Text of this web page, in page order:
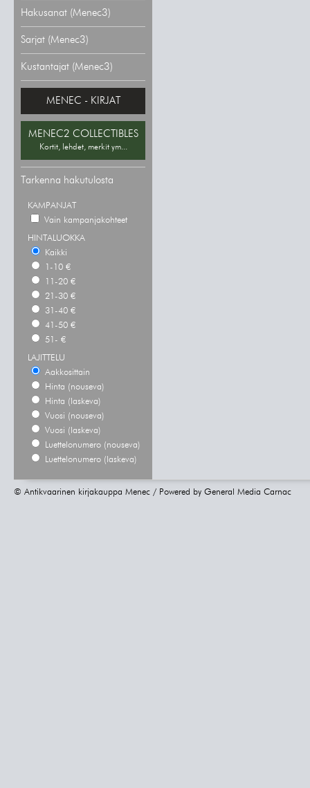
Hakusanat (Menec3)
Sarjat (Menec3)
Kustantajat (Menec3)
MENEC - KIRJAT
MENEC2 COLLECTIBLES
Kortit, lehdet, merkit ym...
Tarkenna hakutulosta
KAMPANJAT
Vain kampanjakohteet
HINTALUOKKA
Kaikki
1-10 €
11-20 €
21-30 €
31-40 €
41-50 €
51- €
LAJITTELU
Aakkosittain
Hinta (nouseva)
Hinta (laskeva)
Vuosi (nouseva)
Vuosi (laskeva)
Luettelonumero (nouseva)
Luettelonumero (laskeva)
© Antikvaarinen kirjakauppa Menec / Powered by General Media Carnac